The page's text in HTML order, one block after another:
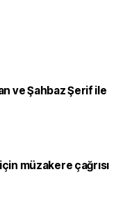
ve Şahbaz Şerif ile
müzakere çağrısı